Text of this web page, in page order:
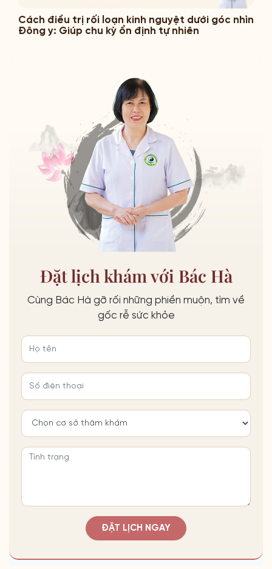
Cách điều trị rối loạn kinh nguyệt dưới góc nhìn
Đông y: Giúp chu kỳ ổn định tự nhiên
Đặt lịch khám với Bác Hà
Cùng Bác Hà gỡ rối những phiền muộn, tìm về
gốc rễ sức khỏe
ĐẶT LỊCH NGAY